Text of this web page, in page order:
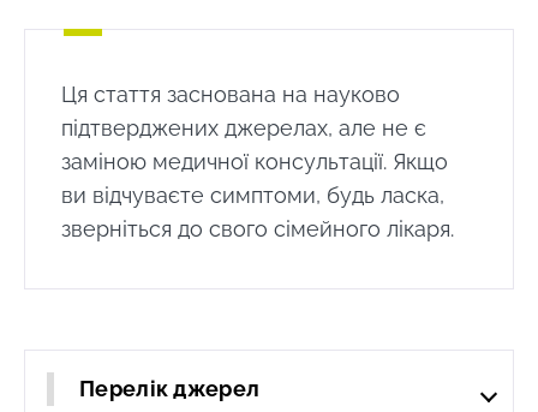
Ця стаття заснована на науково
підтверджених джерелах, але не є
заміною медичної консультації. Якщо
ви відчуваєте симптоми, будь ласка,
зверніться до свого сімейного лікаря.
Перелік джерел